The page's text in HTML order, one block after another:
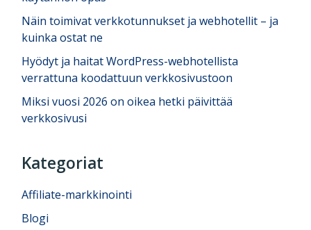
Näin toimivat verkkotunnukset ja webhotellit – ja
kuinka ostat ne
Hyödyt ja haitat WordPress-webhotellista
verrattuna koodattuun verkkosivustoon
Miksi vuosi 2026 on oikea hetki päivittää
verkkosivusi
Kategoriat
Affiliate-markkinointi
Blogi